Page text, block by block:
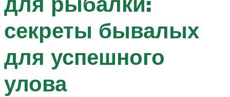
секреты бывалых
для успешного
улова